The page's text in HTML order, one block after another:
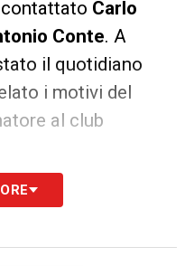
Carlo
Conte. A
il quotidiano
i motivi del
al club
panchina